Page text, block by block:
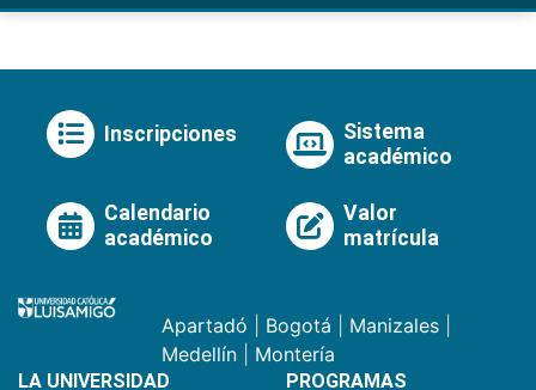
Inscripciones
Sistema
académico
Calendario
académico
Valor
matrícula
Apartadó Bogotá Manizales
Medellín
Montería
LA UNIVERSIDAD PROGRAMAS